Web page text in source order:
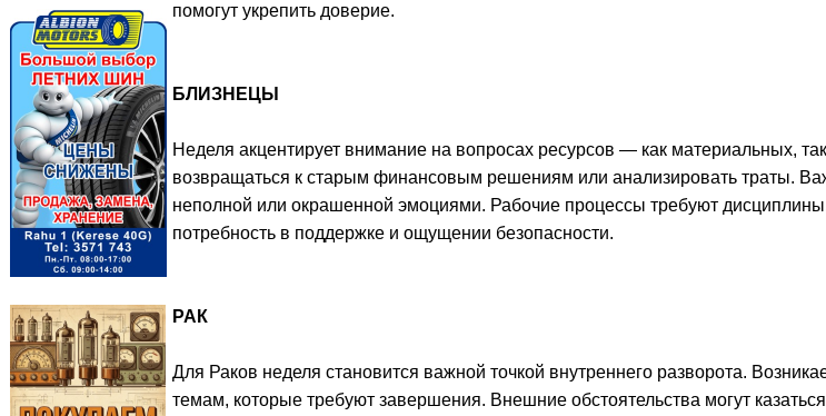
помогут укрепить доверие.
БЛИЗНЕЦЫ
Неделя акцентирует внимание на вопросах ресурсов — как материальных,
возвращаться к старым финансовым решениям или анализировать траты.
неполной или окрашенной эмоциями. Рабочие процессы требуют
потребность в поддержке и ощущении безопасности.
РАК
Для Раков неделя становится важной точкой внутреннего разворота.
темам, которые требуют завершения. Внешние обстоятельства могут